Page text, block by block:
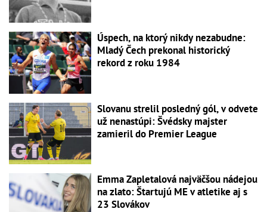
Úspech, na ktorý nikdy nezabudne:
Mladý Čech prekonal historický
rekord z roku 1984
Slovanu strelil posledný gól, v odvete
už nenastúpi: Švédsky majster
zamieril do Premier League
Emma Zapletalová najväčšou nádejou
na zlato: Štartujú ME v atletike aj s
23 Slovákov